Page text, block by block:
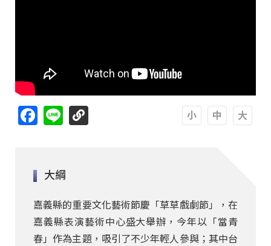
Facebook
Line
大綱
嘉義縣的重要文化藝術節慶「草草戲劇節」，在
嘉義縣表演藝術中心盛大舉辦，今年以「當青
春」作為主題，吸引了不少年輕人參與；其中台